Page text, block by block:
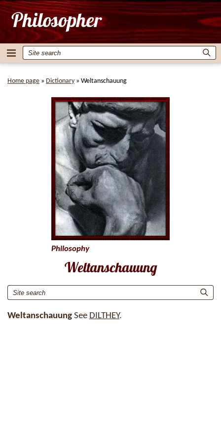
Home page » Dictionary » Weltanschauung
Weltanschauung
Weltanschauung See DILTHEY.
Philosophy